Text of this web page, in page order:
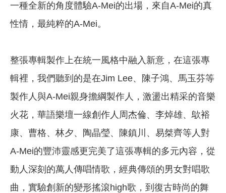
一種全新的角度體驗A-Mei的出場，來自A-Mei的真
性情，最純粹的A-Mei。
整張專輯製作上在統一風格中融入新意，在這張專
輯裡，我們聽到的是在Jim Lee、陳子鴻、馬玉芬等
製作人與A-Mei親身擔綱製作人，激盪出精采的音樂
火花，華語樂壇一線創作人周杰倫、李焯雄、歍裕
康、曹格、林夕、陶晶瑩、陳鎮川、易桀齊等人對
A-Mei的豐沛靈感更完美了這張專輯的多元內容，從
動人深刻的萬人傳唱情歌，經典傳頌的男女對唱歌
曲，實驗創新的變形搖滾high歌，到復古時尚的舞